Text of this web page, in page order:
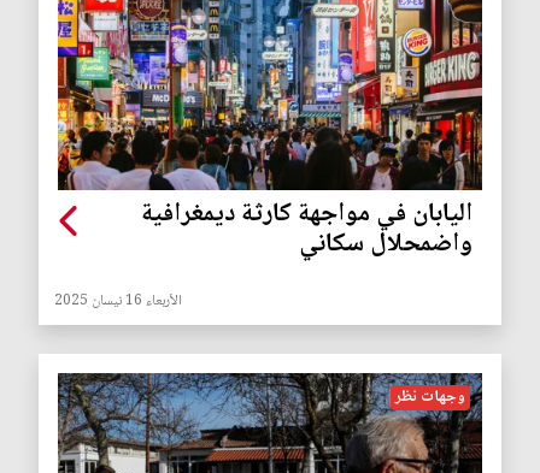
اليابان في مواجهة كارثة ديمغرافية
واضمحلال سكاني
الأربعاء 16 نيسان 2025
وجهات نظر